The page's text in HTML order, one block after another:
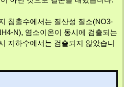
침출수에서는 질산성 질소(NO3-
N), 염소이온이 동시에 검출되는
지하수에서는 검출되지 않았습니